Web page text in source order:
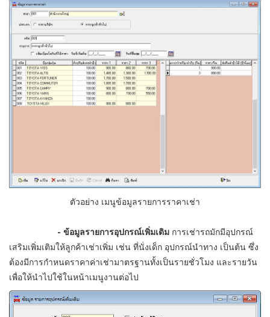
ตัวอย่าง เมนูข้อมูลรายการราคาเช่า
- ข้อมูลรายการอุปกรณ์เพิ่มเติม การเช่ารถมักมีอุปกรณ์
เสริมเพิ่มเติมให้ลูกค้าเช่าเพิ่ม เช่น ที่นั่งเด็ก อุปกรณ์นำทาง เป็นต้น ซึ่ง
ต้องมีการกำหนดราคาค่าเช่ามาตรฐานทั้งเป็นรายชั่วโมง และรายวัน
เพื่อให้นำไปใช้ในหน้าเมนูงานต่อไป